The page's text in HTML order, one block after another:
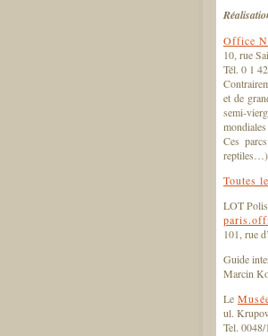
Office
10, rue
Tél. 0 1
et de
semi-
Ces
Toutes
LOT
101, rue
Guide
Marcin
Le
ul.
Tel.